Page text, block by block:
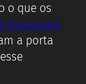
o que os
trouxeram
a porta